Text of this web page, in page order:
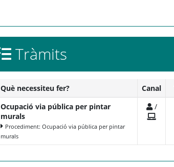
Tràmits
Què necessiteu fer? Canal
Ocupació via pública per pintar
murals
Procediment: Ocupació via pública per pintar
murals
/